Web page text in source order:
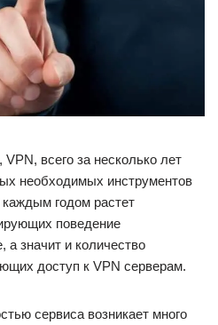
всего за несколько лет
необходимых инструментов
годом растет
поведение
а значит и количество
доступ к VPN серверам.
сервиса возникает много